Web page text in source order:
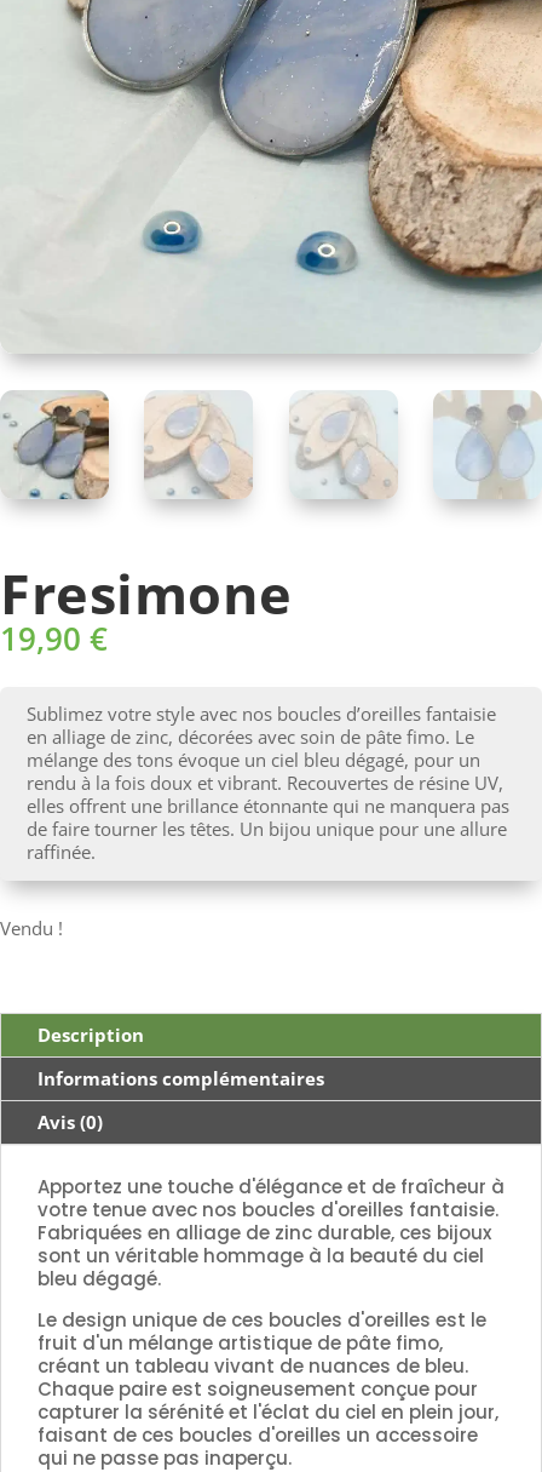
Fresimone
19,90 €
Sublimez votre style avec nos boucles d’oreilles fantaisie
en alliage de zinc, décorées avec soin de pâte fimo. Le
mélange des tons évoque un ciel bleu dégagé, pour un
rendu à la fois doux et vibrant. Recouvertes de résine UV,
elles offrent une brillance étonnante qui ne manquera pas
de faire tourner les têtes. Un bijou unique pour une allure
raffinée.
Vendu !
Description
Informations complémentaires
Avis (0)
Apportez une touche d'élégance et de fraîcheur à
votre tenue avec nos boucles d'oreilles fantaisie.
Fabriquées en alliage de zinc durable, ces bijoux
sont un véritable hommage à la beauté du ciel
bleu dégagé.
Le design unique de ces boucles d'oreilles est le
fruit d'un mélange artistique de pâte fimo,
créant un tableau vivant de nuances de bleu.
Chaque paire est soigneusement conçue pour
capturer la sérénité et l'éclat du ciel en plein jour,
faisant de ces boucles d'oreilles un accessoire
qui ne passe pas inaperçu.